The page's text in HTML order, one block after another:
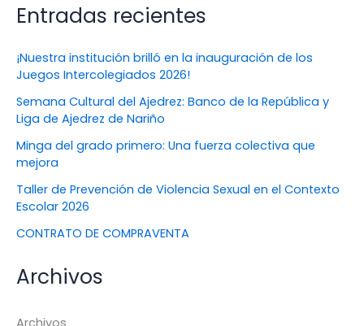
Entradas recientes
¡Nuestra institución brilló en la inauguración de los
Juegos Intercolegiados 2026!
Semana Cultural del Ajedrez: Banco de la República y
Liga de Ajedrez de Nariño
Minga del grado primero: Una fuerza colectiva que
mejora
Taller de Prevención de Violencia Sexual en el Contexto
Escolar 2026
CONTRATO DE COMPRAVENTA
Archivos
Archivos